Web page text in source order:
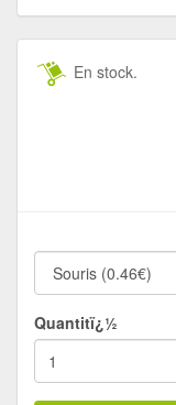
En stock.
Quantitï¿½